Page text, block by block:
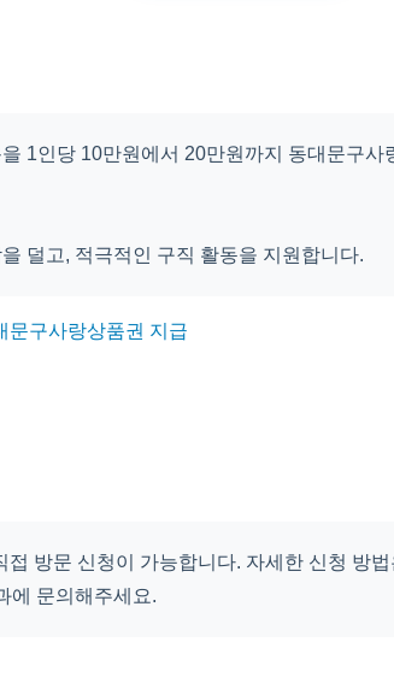
1인당 10만원에서 20만원까지 동대문구사
덜고, 적극적인 구직 활동을 지원합니다.
문구사랑상품권 지급
접 방문 신청이 가능합니다. 자세한 신청 방
에 문의해주세요.